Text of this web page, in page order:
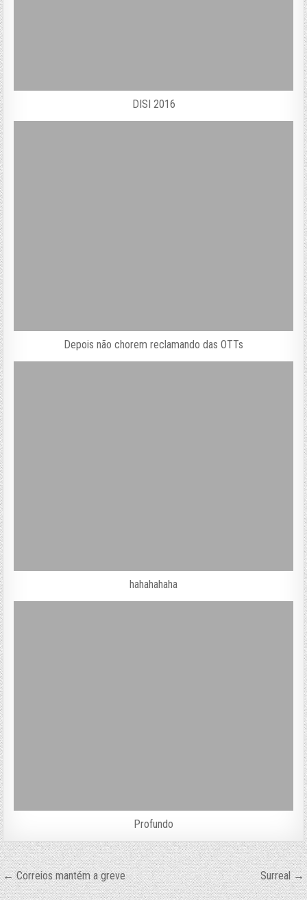
DISI 2016
Depois não chorem reclamando das OTTs
hahahahaha
Profundo
Navegação
← Correios mantém a greve Surreal →